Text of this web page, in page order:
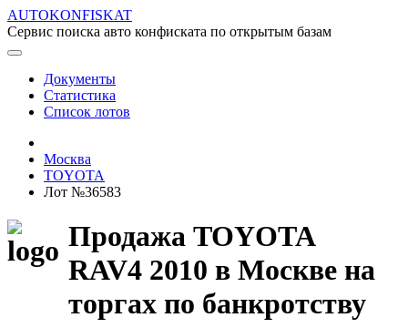
AUTOKONFISKAT
Сервис поиска авто конфиската по открытым базам
Документы
Статистика
Список лотов
Москва
TOYOTA
Лот №36583
Продажа TOYOTA
RAV4 2010 в Москве на
торгах по банкротству